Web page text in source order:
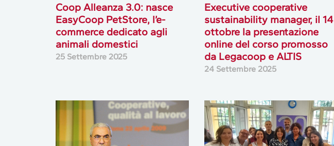
Coop Alleanza 3.0: nasce
EasyCoop PetStore, l’e-
commerce dedicato agli
animali domestici
25 Settembre 2025
Executive cooperative
sustainability manager, il 14
ottobre la presentazione
online del corso promosso
da Legacoop e ALTIS
24 Settembre 2025